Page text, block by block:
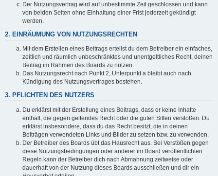
Der Nutzungsvertrag wird auf unbestimmte Zeit geschlossen und kann
von beiden Seiten ohne Einhaltung einer Frist jederzeit gekündigt
werden.
2. EINRÄUMUNG VON NUTZUNGSRECHTEN
Mit dem Erstellen eines Beitrags erteilst du dem Betreiber ein einfaches,
zeitlich und räumlich unbeschränktes und unentgeltliches Recht, deinen
Beitrag im Rahmen des Boards zu nutzen.
Das Nutzungsrecht nach Punkt 2, Unterpunkt a bleibt auch nach
Kündigung des Nutzungsvertrages bestehen.
3. PFLICHTEN DES NUTZERS
Du erklärst mit der Erstellung eines Beitrags, dass er keine Inhalte
enthält, die gegen geltendes Recht oder die guten Sitten verstoßen. Du
erklärst insbesondere, dass du das Recht besitzt, die in deinen
Beiträgen verwendeten Links und Bilder zu setzen bzw. zu verwenden.
Der Betreiber des Boards übt das Hausrecht aus. Bei Verstößen gegen
diese Nutzungsbedingungen oder anderer im Board veröffentlichten
Regeln kann der Betreiber dich nach Abmahnung zeitweise oder
dauerhaft von der Nutzung dieses Boards ausschließen und dir ein